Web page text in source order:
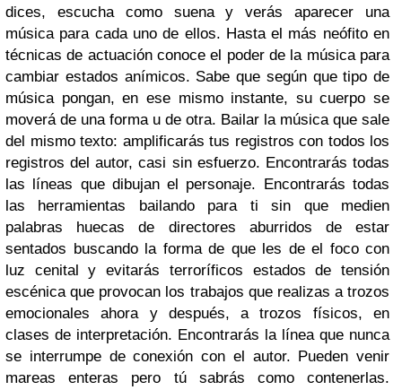
dices, escucha como suena y verás aparecer una
música para cada uno de ellos. Hasta el más neófito en
técnicas de actuación conoce el poder de la música para
cambiar estados anímicos. Sabe que según que tipo de
música pongan, en ese mismo instante, su cuerpo se
moverá de una forma u de otra. Bailar la música que sale
del mismo texto: amplificarás tus registros con todos los
registros del autor, casi sin esfuerzo. Encontrarás todas
las líneas que dibujan el personaje. Encontrarás todas
las herramientas bailando para ti sin que medien
palabras huecas de directores aburridos de estar
sentados buscando la forma de que les de el foco con
luz cenital y evitarás terroríficos estados de tensión
escénica que provocan los trabajos que realizas a trozos
emocionales ahora y después, a trozos físicos, en
clases de interpretación. Encontrarás la línea que nunca
se interrumpe de conexión con el autor. Pueden venir
mareas enteras pero tú sabrás como contenerlas.